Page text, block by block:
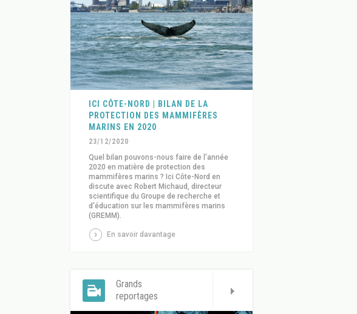
ICI CÔTE-NORD | BILAN DE LA
PROTECTION DES MAMMIFÈRES
MARINS EN 2020
23/12/2020
Quel bilan pouvons-nous faire de l'année
2020 en matière de protection des
mammifères marins ? Ici Côte-Nord en
discute avec Robert Michaud, directeur
scientifique du Groupe de recherche et
d'éducation sur les mammifères marins
(GREMM).
En savoir davantage
Grands
reportages